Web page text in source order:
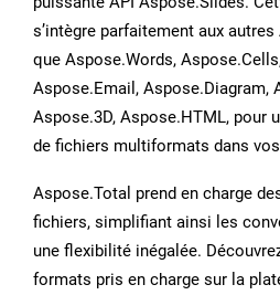
s’intègre parfaitement aux
que Aspose.Words,
Aspose.Email, Aspose.Diagram,
Aspose.3D, Aspose.HTML, pour
de fichiers multiformats dans
Aspose.Total prend en charge
fichiers, simplifiant ainsi les
une flexibilité inégalée.
formats pris en charge sur la